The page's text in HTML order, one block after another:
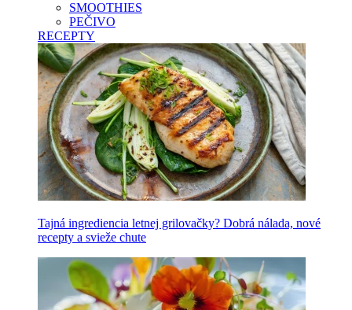
SMOOTHIES
PEČIVO
RECEPTY
Tajná ingrediencia letnej grilovačky? Dobrá nálada, nové
recepty a svieže chute